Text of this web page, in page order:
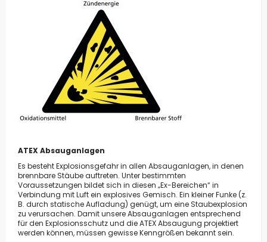
ATEX Absauganlagen
Es besteht Explosionsgefahr in allen Absauganlagen, in denen
brennbare Stäube auftreten. Unter bestimmten
Voraussetzungen bildet sich in diesen „Ex-Bereichen“ in
Verbindung mit Luft ein explosives Gemisch. Ein kleiner Funke (z.
B. durch statische Aufladung) genügt, um eine Staubexplosion
zu verursachen. Damit unsere Absauganlagen entsprechend
für den Explosionsschutz und die ATEX Absaugung projektiert
werden können, müssen gewisse Kenngrößen bekannt sein.